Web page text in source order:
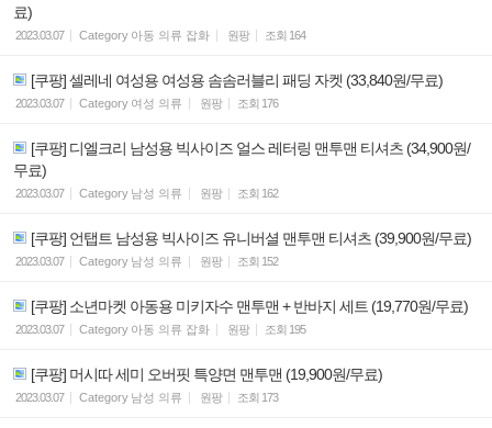
료)
2023.03.07 Category 아동 의류 잡화 원팡 조회 164
[쿠팡] 셀레네 여성용 여성용 솜솜러블리 패딩 자켓 (33,840원/무료)
2023.03.07 Category 여성 의류 원팡 조회 176
[쿠팡] 디엘크리 남성용 빅사이즈 얼스 레터링 맨투맨 티셔츠 (34,900원/
무료)
2023.03.07 Category 남성 의류 원팡 조회 162
[쿠팡] 언탭트 남성용 빅사이즈 유니버셜 맨투맨 티셔츠 (39,900원/무료)
2023.03.07 Category 남성 의류 원팡 조회 152
[쿠팡] 소년마켓 아동용 미키자수 맨투맨 + 반바지 세트 (19,770원/무료)
2023.03.07 Category 아동 의류 잡화 원팡 조회 195
[쿠팡] 머시따 세미 오버핏 특양면 맨투맨 (19,900원/무료)
2023.03.07 Category 남성 의류 원팡 조회 173